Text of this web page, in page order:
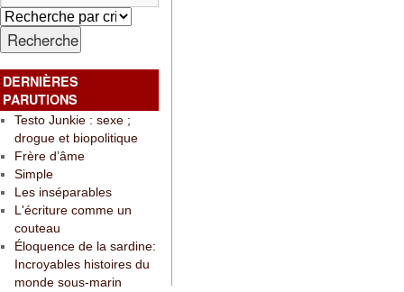
DERNIÈRES
PARUTIONS
Testo Junkie : sexe ;
drogue et biopolitique
Frère d’âme
Simple
Les inséparables
L'écriture comme un
couteau
Éloquence de la sardine:
Incroyables histoires du
monde sous-marin